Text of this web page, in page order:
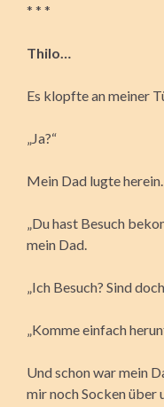
* * *
Thilo…
Es klopfte an meiner
„Ja?“
Mein Dad lugte herein.
„Du hast Besuch
mein Dad.
„Ich Besuch? Sind
„Komme einfach
Und schon war mein
mir noch Socken über